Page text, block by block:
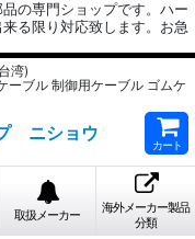
の専門ショップです。ハー
る限り対応致します。お急
湾)
ーブル 制御用ケーブル ゴムケ
ニショウ
カート
取扱メーカー
海外メーカー製品
分類